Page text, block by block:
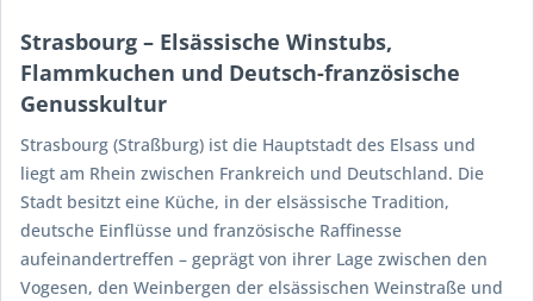
Strasbourg – Elsässische Winstubs,
Flammkuchen und Deutsch-französische
Genusskultur
Strasbourg (Straßburg) ist die Hauptstadt des Elsass und
liegt am Rhein zwischen Frankreich und Deutschland. Die
Stadt besitzt eine Küche, in der elsässische Tradition,
deutsche Einflüsse und französische Raffinesse
aufeinandertreffen – geprägt von ihrer Lage zwischen den
Vogesen, den Weinbergen der elsässischen Weinstraße und